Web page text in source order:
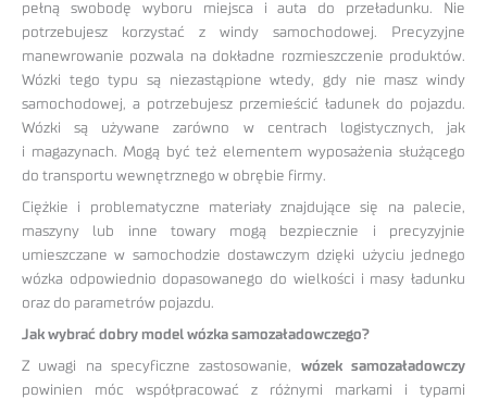
pełną swobodę wyboru miejsca i auta do przeładunku. Nie
potrzebujesz korzystać z windy samochodowej. Precyzyjne
manewrowanie pozwala na dokładne rozmieszczenie produktów.
Wózki tego typu są niezastąpione wtedy, gdy nie masz windy
samochodowej, a potrzebujesz przemieścić ładunek do pojazdu.
Wózki są używane zarówno w centrach logistycznych, jak
i magazynach. Mogą być też elementem wyposażenia służącego
do transportu wewnętrznego w obrębie firmy.
Ciężkie i problematyczne materiały znajdujące się na palecie,
maszyny lub inne towary mogą bezpiecznie i precyzyjnie
umieszczane w samochodzie dostawczym dzięki użyciu jednego
wózka odpowiednio dopasowanego do wielkości i masy ładunku
oraz do parametrów pojazdu.
Jak wybrać dobry model wózka samozaładowczego?
Z uwagi na specyficzne zastosowanie, wózek samozaładowczy
powinien móc współpracować z różnymi markami i typami